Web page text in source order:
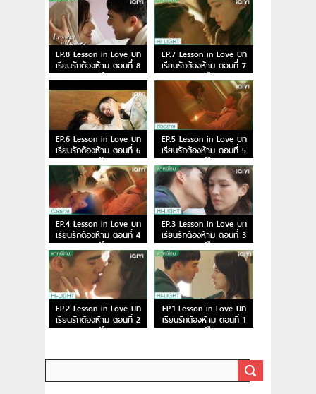
EP.8 Lesson in Love บท
เรียนรักต้องห้าม ตอนที่ 8
พากย์ไทย
EP.7 Lesson in Love บท
เรียนรักต้องห้าม ตอนที่ 7
พากย์ไทย
EP.6 Lesson in Love บท
เรียนรักต้องห้าม ตอนที่ 6
พากย์ไทย
EP.5 Lesson in Love บท
เรียนรักต้องห้าม ตอนที่ 5
พากย์ไทย
EP.4 Lesson in Love บท
เรียนรักต้องห้าม ตอนที่ 4
พากย์ไทย
EP.3 Lesson in Love บท
เรียนรักต้องห้าม ตอนที่ 3
พากย์ไทย
EP.2 Lesson in Love บท
เรียนรักต้องห้าม ตอนที่ 2
พากย์ไทย
EP.1 Lesson in Love บท
เรียนรักต้องห้าม ตอนที่ 1
พากย์ไทย